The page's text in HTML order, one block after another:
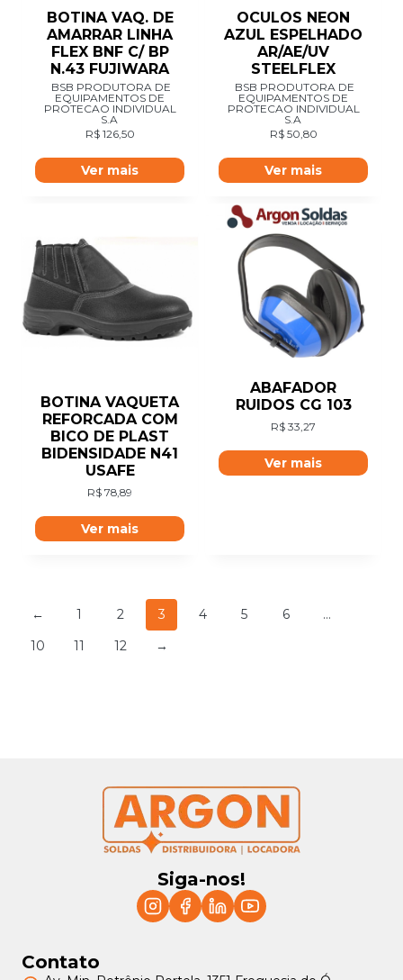
BOTINA VAQ. DE
AMARRAR LINHA
FLEX BNF C/ BP
N.43 FUJIWARA
BSB PRODUTORA DE
EQUIPAMENTOS DE
PROTECAO INDIVIDUAL
S.A
R$126,50
Ver mais
OCULOS NEON
AZUL ESPELHADO
AR/AE/UV
STEELFLEX
BSB PRODUTORA DE
EQUIPAMENTOS DE
PROTECAO INDIVIDUAL
S.A
R$50,80
Ver mais
BOTINA VAQUETA
REFORCADA COM
BICO DE PLAST
BIDENSIDADE N41
USAFE
R$ 78,89
Ver mais
ABAFADOR
RUIDOS CG 103
R$ 33,27
Ver mais
← 1 2 3 4 5 6
…
10
11 12 →
Siga-nos!
Contato